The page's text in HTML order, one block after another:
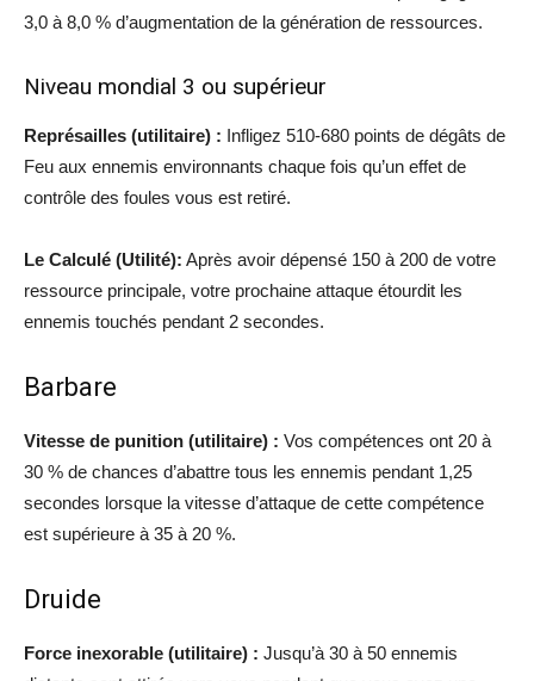
3,0 à 8,0 % d’augmentation de la génération de ressources.
Niveau mondial 3 ou supérieur
Représailles (utilitaire) : Infligez 510-680 points de dégâts de
Feu aux ennemis environnants chaque fois qu’un effet de
contrôle des foules vous est retiré.
Le Calculé (Utilité): Après avoir dépensé 150 à 200 de votre
ressource principale, votre prochaine attaque étourdit les
ennemis touchés pendant 2 secondes.
Barbare
Vitesse de punition (utilitaire) : Vos compétences ont 20 à
30 % de chances d’abattre tous les ennemis pendant 1,25
secondes lorsque la vitesse d’attaque de cette compétence
est supérieure à 35 à 20 %.
Druide
Force inexorable (utilitaire) : Jusqu’à 30 à 50 ennemis